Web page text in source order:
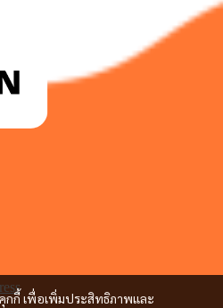
กกี้ เพื่อเพิ่มประสิทธิภาพและ